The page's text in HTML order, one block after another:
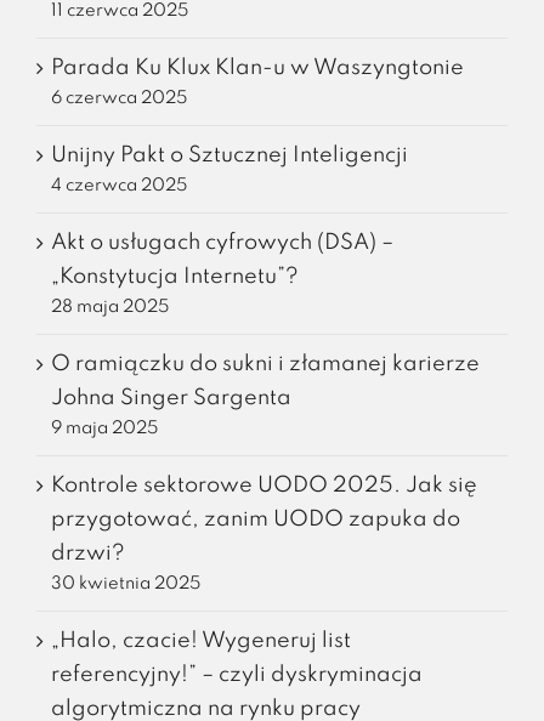
11 czerwca 2025
Parada Ku Klux Klan-u w Waszyngtonie
6 czerwca 2025
Unijny Pakt o Sztucznej Inteligencji
4 czerwca 2025
Akt o usługach cyfrowych (DSA) –
„Konstytucja Internetu”?
28 maja 2025
O ramiączku do sukni i złamanej karierze
Johna Singer Sargenta
9 maja 2025
Kontrole sektorowe UODO 2025. Jak się
przygotować, zanim UODO zapuka do
drzwi?
30 kwietnia 2025
„Halo, czacie! Wygeneruj list
referencyjny!” – czyli dyskryminacja
algorytmiczna na rynku pracy